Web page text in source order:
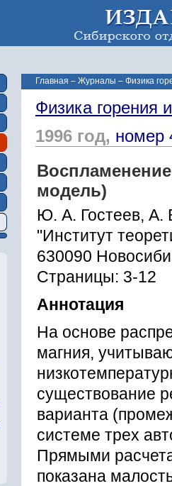
Главная – Журналы – Физика
Физика горения
1996 год, номер
модель)
Ю. А. Гостеев, А.
"Институт
630090
Страницы: 3-12
Аннотация
На основе
магния,
существование
варианта
системе трех
Прямыми
показана